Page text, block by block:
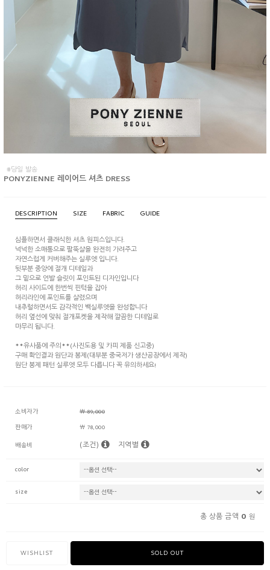
#당일 발송
PONYZIENNE 레이어드 셔츠 DRESS
DESCRIPTION SIZE FABRIC GUIDE
심플하면서 클래식한 셔츠 원피스입니다.
넉넉한 소매통으로 팔뚝살을 완전히 가려주고
자연스럽게 커버해주는 실루엣 입니다.
뒷부분 중앙에 절개 디테일과
그 밑으로 언발 슬릿이 포인트된 디자인입니다
허리 사이드에 한번씩 핀턱을 잡아
허리라인에 포인트를 살렸으며
내추럴하면서도 감각적인 백실루엣을 완성합니다
허리 옆선에 맞춰 절개포켓을 제작해 깔끔한 디테일로
마무리 됩니다.
**유사품에 주의**(사진도용 및 카피 제품 신고중)
구매 확인결과 원단과 봉제(대부분 중국저가 생산공장에서 제작)
원단 봉제 패턴 실루엣 모두 다릅니다 꼭 유의하세요!
소비자가
￦ 89,000
판매가
￦ 78,000
배송비
(조건) 지역별
color
size
총 상품 금액 0 원
WISHLIST SOLD OUT